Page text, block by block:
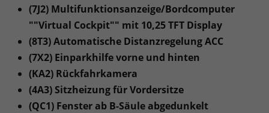
(7J2) Multifunktionsanzeige/Bordcomputer
""Virtual Cockpit"" mit 10,25 TFT Display
(8T3) Automatische Distanzregelung ACC
(7X2) Einparkhilfe vorne und hinten
(KA2) Rückfahrkamera
(4A3) Sitzheizung für Vordersitze
(QC1) Fenster ab B-Säule abgedunkelt